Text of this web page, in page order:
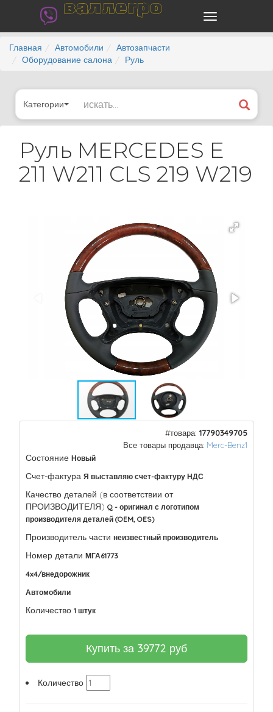
валлегро
Главная Автомобили
Автозапчасти
Оборудование салона
Руль
Категории
Руль MERCEDES E
211 W211 CLS 219 W219
#товара: 17790349705
Все товары продавца: Merc-Benz1
Состояние Новый
Счет-фактура Я выставляю счет-фактуру НДС
Качество деталей (в соответствии от
ПРОИЗВОДИТЕЛЯ) Q - оригинал с логотипом
производителя деталей (OEM, OES)
Производитель части неизвестный производитель
Номер детали МГА61773
4x4/внедорожник
Автомобили
Количество 1 штук
Купить за 39772 руб
Количество